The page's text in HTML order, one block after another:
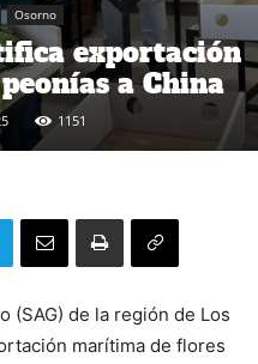
Osorno
exportación
a China
1151
(SAG) de la región de Los
marítima de flores